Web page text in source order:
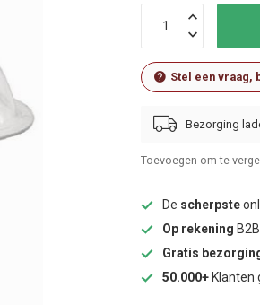
Stel een vraag,
Bezorging
Toevoegen om te
De scherpste
Op rekening
Gratis
50.000+ Klanten